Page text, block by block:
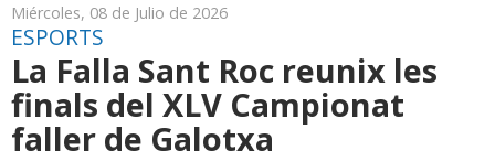
Miércoles, 08 de Julio de 2026
ESPORTS
La Falla Sant Roc reunix les
finals del XLV Campionat
faller de Galotxa